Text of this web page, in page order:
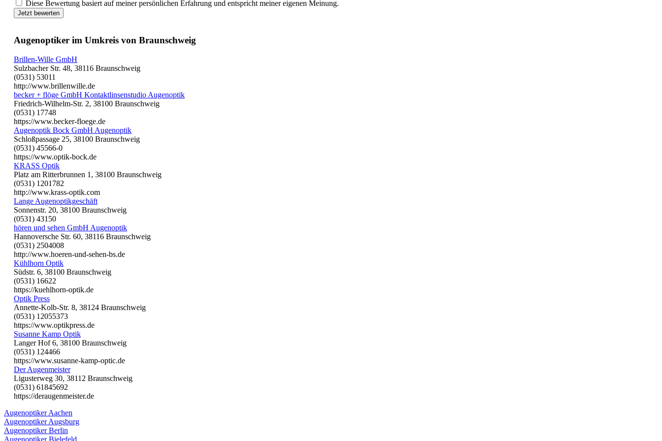
Diese Bewertung basiert auf meiner persönlichen Erfahrung und entspricht meiner eigenen Meinung.
Jetzt bewerten
Augenoptiker im Umkreis von Braunschweig
Brillen-Wille GmbH
Sulzbacher Str. 48, 38116 Braunschweig
(0531) 53011
http://www.brillenwille.de
becker + flöge GmbH Kontaktlinsenstudio Augenoptik
Friedrich-Wilhelm-Str. 2, 38100 Braunschweig
(0531) 17748
https://www.becker-floege.de
Augenoptik Bock GmbH Augenoptik
Schloßpassage 25, 38100 Braunschweig
(0531) 45566-0
https://www.optik-bock.de
KRASS Optik
Platz am Ritterbrunnen 1, 38100 Braunschweig
(0531) 1201782
http://www.krass-optik.com
Lange Augenoptikgeschäft
Sonnenstr. 20, 38100 Braunschweig
(0531) 43150
hören und sehen GmbH Augenoptik
Hannoversche Str. 60, 38116 Braunschweig
(0531) 2504008
http://www.hoeren-und-sehen-bs.de
Kühlhorn Optik
Südstr. 6, 38100 Braunschweig
(0531) 16622
https://kuehlhorn-optik.de
Optik Press
Annette-Kolb-Str. 8, 38124 Braunschweig
(0531) 12055373
https://www.optikpress.de
Susanne Kamp Optik
Langer Hof 6, 38100 Braunschweig
(0531) 124466
https://www.susanne-kamp-optic.de
Der Augenmeister
Ligusterweg 30, 38112 Braunschweig
(0531) 61845692
https://deraugenmeister.de
Augenoptiker Aachen
Augenoptiker Augsburg
Augenoptiker Berlin
Augenoptiker Bielefeld